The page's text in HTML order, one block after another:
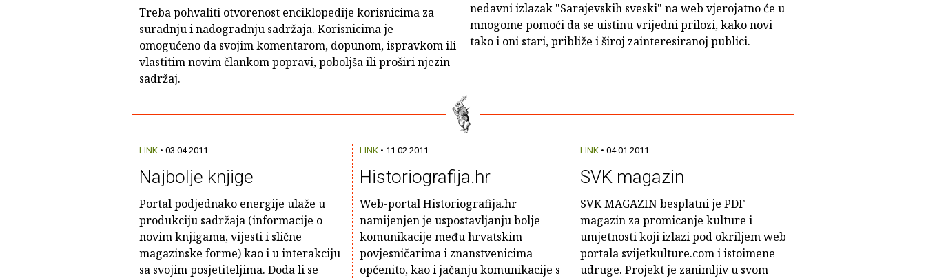
Treba pohvaliti otvorenost enciklopedije korisnicima za
suradnju i nadogradnju sadržaja. Korisnicima je
omogućeno da svojim komentarom, dopunom, ispravkom ili
vlastitim novim člankom popravi, poboljša ili proširi njezin
sadržaj.
nedavni izlazak "Sarajevskih sveski" na web vjerojatno će u
mnogome pomoći da se uistinu vrijedni prilozi, kako novi
tako i oni stari, približe i široj zainteresiranoj publici.
LINK• 03.04.2011.
Najbolje knjige
Portal podjednako energije ulaže u
produkciju sadržaja (informacije o
novim knjigama, vijesti i slične
magazinske forme) kao i u interakciju
sa svojim posjetiteljima. Doda li se
LINK• 11.02.2011.
Historiografija.hr
Web-portal Historiografija.hr
namijenjen je uspostavljanju bolje
komunikacije među hrvatskim
povjesničarima i znanstvenicima
općenito, kao i jačanju komunikacije s
LINK• 04.01.2011.
SVK magazin
SVK MAGAZIN besplatni je PDF
magazin za promicanje kulture i
umjetnosti koji izlazi pod okriljem web
portala svijetkulture.com i istoimene
udruge. Projekt je zanimljiv u svom